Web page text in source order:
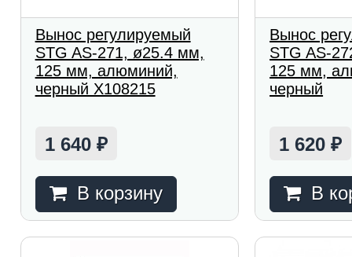
Вынос регулируемый
STG AS-271, ø25.4 мм,
125 мм, алюминий,
черный Х108215
1 640 ₽
В корзину
Вынос
STG AS-
125 мм,
черный
1 620₽
В